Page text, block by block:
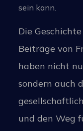
sein kann.
Die
Beiträge von
haben nicht
sondern auch
und den Weg